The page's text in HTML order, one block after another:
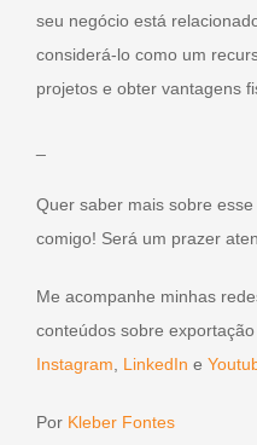
seu negócio está
considerá-lo como um
projetos e obter vantagens
Quer saber mais sobre
comigo! Será um prazer
Me acompanhe minhas
conteúdos sobre
Instagram, LinkedIn e
Por Kleber Fontes